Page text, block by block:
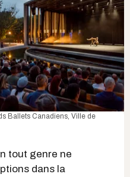
Ballets Canadiens Ville de
tout genre ne
dans la